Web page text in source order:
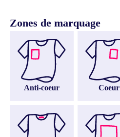
Zones de marquage
Anti-coeur Coeur